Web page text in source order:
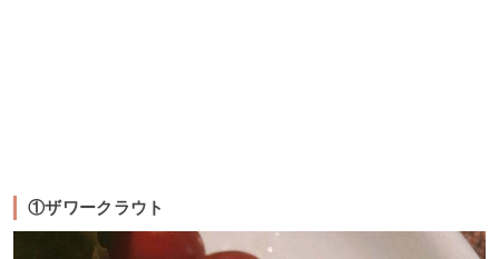
①ザワークラウト